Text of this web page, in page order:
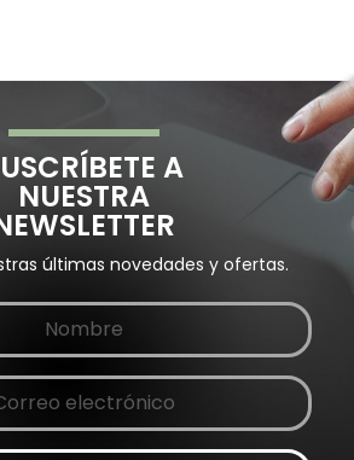
A
NUESTRA
últimas novedades y ofertas.